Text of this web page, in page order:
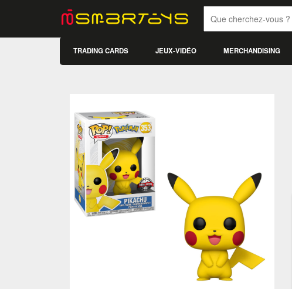
TRADING CARDS JEUX-VIDÉO MERCHANDISING